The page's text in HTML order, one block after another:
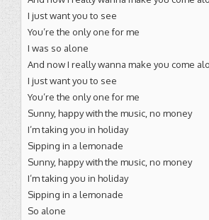
I just want you to see
You’re the only one for me
I was so alone
And now I really wanna make you come
I just want you to see
You’re the only one for me
Sunny, happy with the music, no money
I’m taking you in holiday
Sipping in a lemonade
Sunny, happy with the music, no money
I’m taking you in holiday
Sipping in a lemonade
So alone